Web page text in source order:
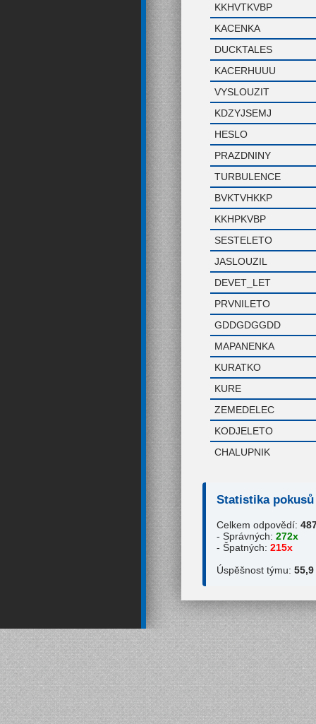
KKHVTKVBP
KACENKA
DUCKTALES
KACERHUUU
VYSLOUZIT
KDZYJSEMJ
HESLO
PRAZDNINY
TURBULENCE
BVKTVHKKP
KKHPKVBP
SESTELETO
JASLOUZIL
DEVET_LET
PRVNILETO
GDDGDGGDD
MAPANENKA
KURATKO
KURE
ZEMEDELEC
KODJELETO
CHALUPNIK
Statistika pokusů
Celkem odpovědí:
- Správných: 272x
- Špatných: 215x
Úspěšnost týmu: 55,9